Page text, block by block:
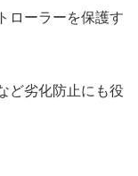
ローラーを保護す
ど劣化防止にも役